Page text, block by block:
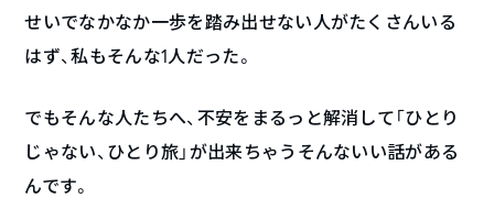
せいでなかなか一歩を踏み出せない人がたくさんいる
はず、私もそんな1人だった。
でもそんな人たちへ、不安をまるっと解消して「ひとり
じゃない、ひとり旅」が出来ちゃうそんないい話がある
んです。